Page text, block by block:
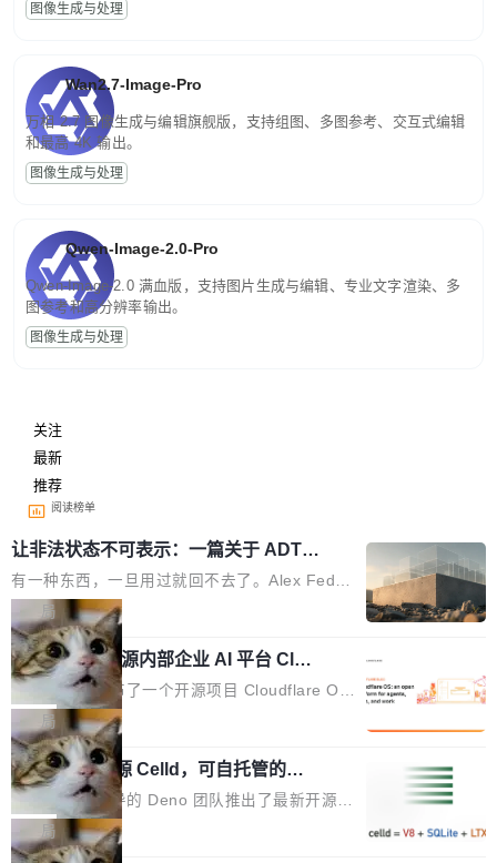
图像生成与处理
Wan2.7-Image-Pro
万相 2.7 图像生成与编辑旗舰版，支持组图、多图参考、交互式编辑
和最高 4K 输出。
图像生成与处理
Qwen-Image-2.0-Pro
Qwen-Image-2.0 满血版，支持图片生成与编辑、专业文字渲染、多
图参考和高分辨率输出。
图像生成与处理
关注
最新
推荐
阅读榜单
让非法状态不可表示：一篇关于 ADT
的帖子在 Reddit 火了
有一种东西，一旦用过就回不去了。Alex Fedos
eev 管它叫"软件设计的基石"。 他说的东西不新
鲜——代数数据类型（ADT），尤其是和类型
（sum type）。但他说清楚了一件事：这不是类
型系统的学术体操，是日常编码的思维方式。 文
章从一个简单的例子切入。一个网站的深色主题
设置，如果用布尔值 + 可空字段来表示——bool
ean 表示是否可切换，nullable 的默认模式、浅
色方案、深色方案——会产生大量无意义的组
合。方案缺了、配置冲突了、全 null 了。要知道
哪些组合有效，作者说，你得靠"文档、校验、或
局
Cloudflare 开源内部企业 AI 平台 Clou
dflare OS
Cloudflare 发布了一个开源项目 Cloudflare O
S。如果你只看官方博客，你会觉得这是又一
个"AI 知识库 + 聊天机器人"——每个大厂都在
做，没什么新鲜的。 但 Kenton Varda 在 Twitte
r 上把事情说清楚了： 今天我们发布了 Cloudfla
re OS，一个带连接器的聊天机器人，跟其他所
有科技公司做的一样。只不过，实际上它不一
局
Deno 团队开源 Celld，可自托管的分
布式 Durable Objects
Ryan Dahl 领导的 Deno 团队推出了最新开源项
目 Celld，一个能在自己机器上运行 Cloudflare
Workers 和 Durable Objects 的守护进程。 设
局